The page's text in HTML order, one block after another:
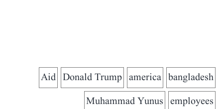
bangladesh
america
Donald Trump
Aid
employees
Muhammad Yunus